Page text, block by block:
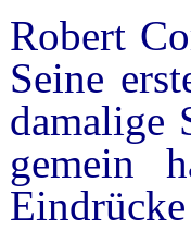
Robert
Seine
damalige
gemein